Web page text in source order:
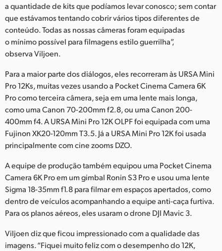
a quantidade de kits que podíamos levar conosco; sem contar
que estávamos tentando cobrir vários tipos diferentes de
conteúdo. Todas as nossas câmeras foram equipadas
o mínimo possível para filmagens estilo guerrilha”,
observa Viljoen.
Para a maior parte dos diálogos, eles recorreram às URSA Mini
Pro 12Ks, muitas vezes usando a Pocket Cinema Camera 6K
Pro como terceira câmera, seja em uma lente mais longa,
como uma Canon 70-200mm f2.8, ou uma Canon 200-
400mm f4. A URSA Mini Pro 12K OLPF foi equipada com uma
Fujinon XK20-120mm T3.5. Já a URSA Mini Pro 12K foi usada
principalmente com cine zooms DZO.
A equipe de produção também equipou uma Pocket Cinema
Camera 6K Pro em um gimbal Ronin S3 Pro e usou uma lente
Sigma 18-35mm f1.8 para filmar em espaços apertados, como
dentro de veículos acompanhando a equipe anti-caça furtiva.
Para os planos aéreos, eles usaram o drone DJI Mavic 3.
Viljoen diz que ficou impressionado com a qualidade das
imagens. “Fiquei muito feliz com o desempenho do 12K,